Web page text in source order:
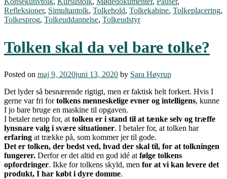
Refleksioner, Simultantolk, Tolkehold, Tolkekabine, Tolkeplacering,
Tolkesprog, Tolkeuddannelse, Tolkeudstyr
Tolken skal da vel bare tolke?
Posted on maj 9, 2020juni 13, 2020 by Sara Høyrup
Det lyder så besnærende rigtigt, men er faktisk helt forkert. Hvis I
gerne var fri fortolkens menneskelige evner og intelligens, kunne
I jo bare bruge en maskine til opgaven.
I betaler netop for, at tolken er i stand til at tænke selv og træffe
lynsnare valg i svære situationer. I betaler for, at tolken har
erfaring at trække på, som kommer jer til gode.
Det er tolken, der bedst ved, hvad der skal til, for at tolkningen
fungerer. Derfor er det altid en god idé at følge tolkens
opfordringer. Ikke for tolkens skyld, men for at vi kan levere det
produkt, I har købt i dyre domme.